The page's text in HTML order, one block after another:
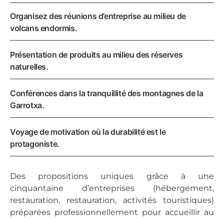
Organisez des réunions d’entreprise au milieu de
volcans endormis.
Présentation de produits au milieu des réserves
naturelles.
Conférences dans la tranquillité des montagnes de la
Garrotxa.
Voyage de motivation où la durabilité est le
protagoniste.
Des propositions uniques grâce à une
cinquantaine d’entreprises (hébergement,
restauration, restauration, activités touristiques)
préparées professionnellement pour accueillir au